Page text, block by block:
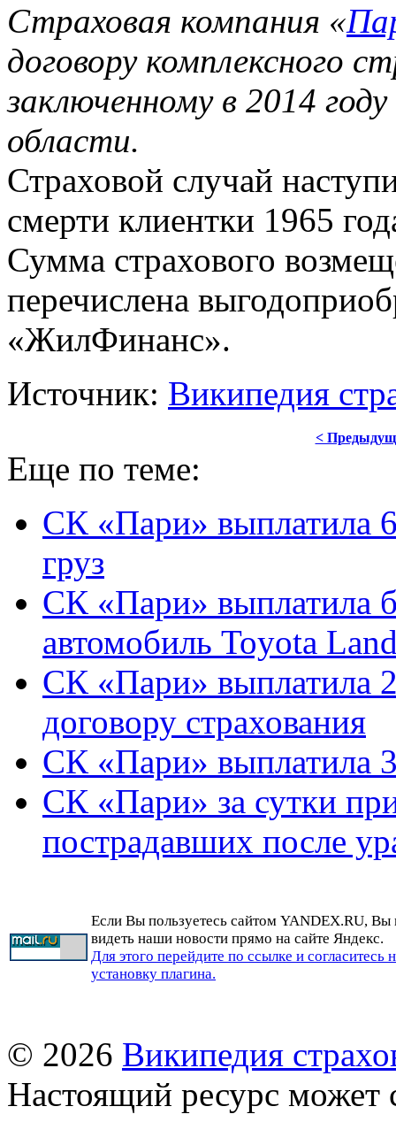
Страховая компания «
договору комплексного
заключенному в 2014
области.
Страховой случай
смерти клиентки 1965
Сумма страхового
перечислена
«ЖилФинанс».
Источник: Википедия
<
Еще по теме:
СК «Пари» выплатила
груз
СК «Пари» выплатила
автомобиль Toyota
СК «Пари» выплатила
договору страхования
СК «Пари» выплатила
СК «Пари» за сутки
пострадавших после
Если Вы пользуетесь сайтом YANDEX.RU, Вы
видеть наши новости прямо на сайте Яндекс.
Для этого перейдите по ссылке и согласитесь
установку плагина.
© 2026 Википедия
Настоящий ресурс может